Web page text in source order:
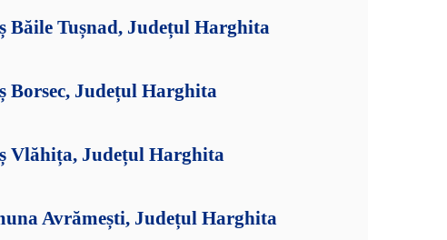
Băile Tușnad, Județul Harghita
Borsec, Județul Harghita
Vlăhița, Județul Harghita
Avrămești, Județul Harghita